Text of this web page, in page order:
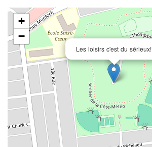
Les loisirs c'est du sérieux!
+
−